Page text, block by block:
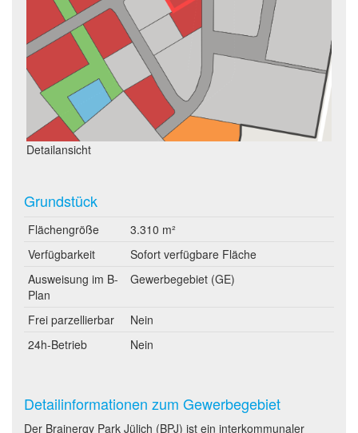
Detailansicht
Grundstück
Flächengröße
3.310 m²
Verfügbarkeit
Sofort verfügbare Fläche
Ausweisung im B-
Plan
Gewerbegebiet (GE)
Frei parzellierbar
Nein
24h-Betrieb
Nein
Detailinformationen zum Gewerbegebiet
Der Brainergy Park Jülich (BPJ) ist ein interkommunaler